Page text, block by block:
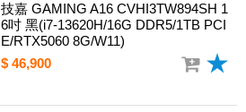
技嘉 GAMING A16 CVHI3TW894SH 1
6吋 黑(i7-13620H/16G DDR5/1TB PCI
E/RTX5060 8G/W11)
$ 46,900